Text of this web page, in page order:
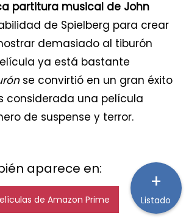
partitura musical de John
de Spielberg para crear
demasiado al tiburón
ya está bastante
se convirtió en un gran éxito
considerada una película
de suspense y terror.
aparece en:
de Amazon Prime
+
Listado